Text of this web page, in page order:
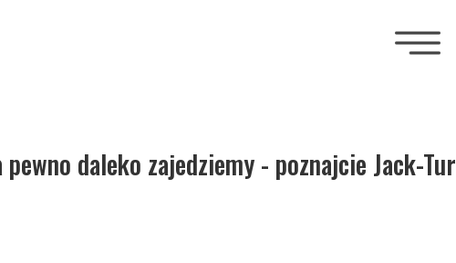
daleko zajedziemy - poznajcie Jack-Tur